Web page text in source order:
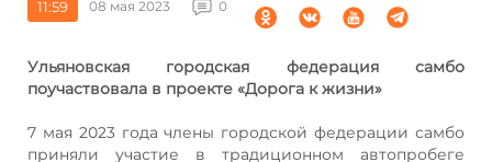
11:59 08 мая 2023 0
Ульяновская городская федерация самбо
поучаствовала в проекте «Дорога к жизни»
7 мая 2023 года члены городской федерации самбо
приняли участие в традиционном автопробеге